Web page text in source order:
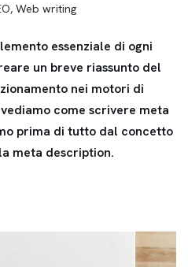
, Web writing
essenziale di ogni
un breve riassunto del
nei motori di
come scrivere meta
prima di tutto dal concetto
meta description.